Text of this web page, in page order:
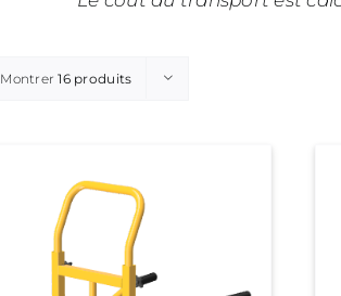
Montrer16 produits